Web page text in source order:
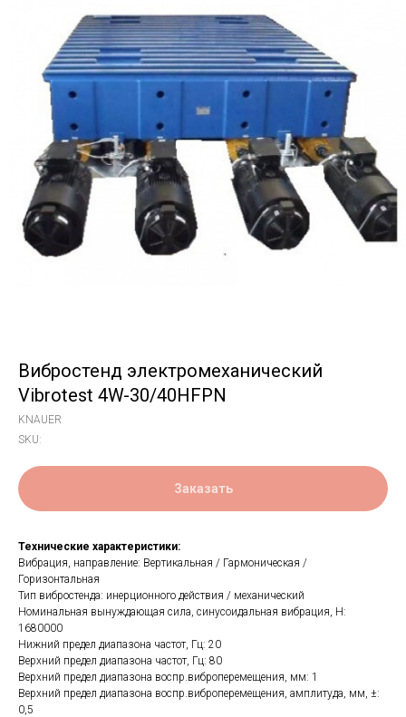
Вибростенд электромеханический
Vibrotest 4W-30/40HFPN
KNAUER
SKU:
Заказать
Технические характеристики:
Вибрация, направление: Вертикальная / Гармоническая /
Горизонтальная
Тип вибростенда: инерционного действия / механический
Номинальная вынуждающая сила, синусоидальная вибрация, H:
1680000
Нижний предел диапазона частот, Гц: 20
Верхний предел диапазона частот, Гц: 80
Верхний предел диапазона воспр.виброперемещения, мм: 1
Верхний предел диапазона воспр.виброперемещения, амплитуда, мм, ±:
0,5